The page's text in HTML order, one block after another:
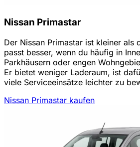
Nissan Primastar
Der Nissan Primastar ist kleiner als
passt besser, wenn du häufig in
Parkhäusern oder engen
Er bietet weniger Laderaum, ist
viele Serviceeinsätze leichter zu
Nissan Primastar kaufen